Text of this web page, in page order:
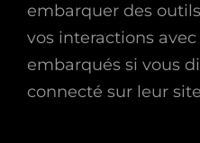
embarquer des
vos interactions
embarqués si vous
connecté sur leur